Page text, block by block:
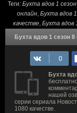
Теги: Бухта вдов 1
онлайн, Бухта вдов
качестве, Бухта вдов
Бухта вдов 1 сезон
Бухта
нашей
серии сериала
1080 качестве.